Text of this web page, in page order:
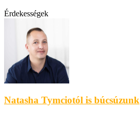
Érdekességek
Natasha Tymciotól is búcsúzunk